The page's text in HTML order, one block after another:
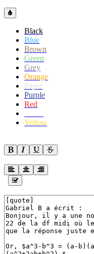
Black
Blue
Brown
Green
Grey
Orange
Paper
Purple
Red
Yellow